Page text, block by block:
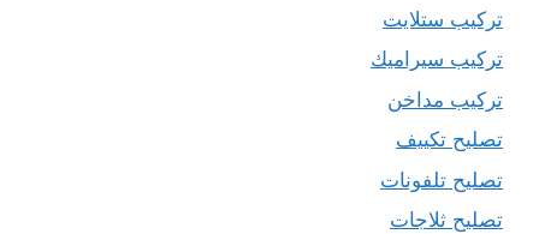
تركيب ستلايت
تركيب سيراميك
تركيب مداخن
تصليح تكييف
تصليح تلفونات
تصليح ثلاجات